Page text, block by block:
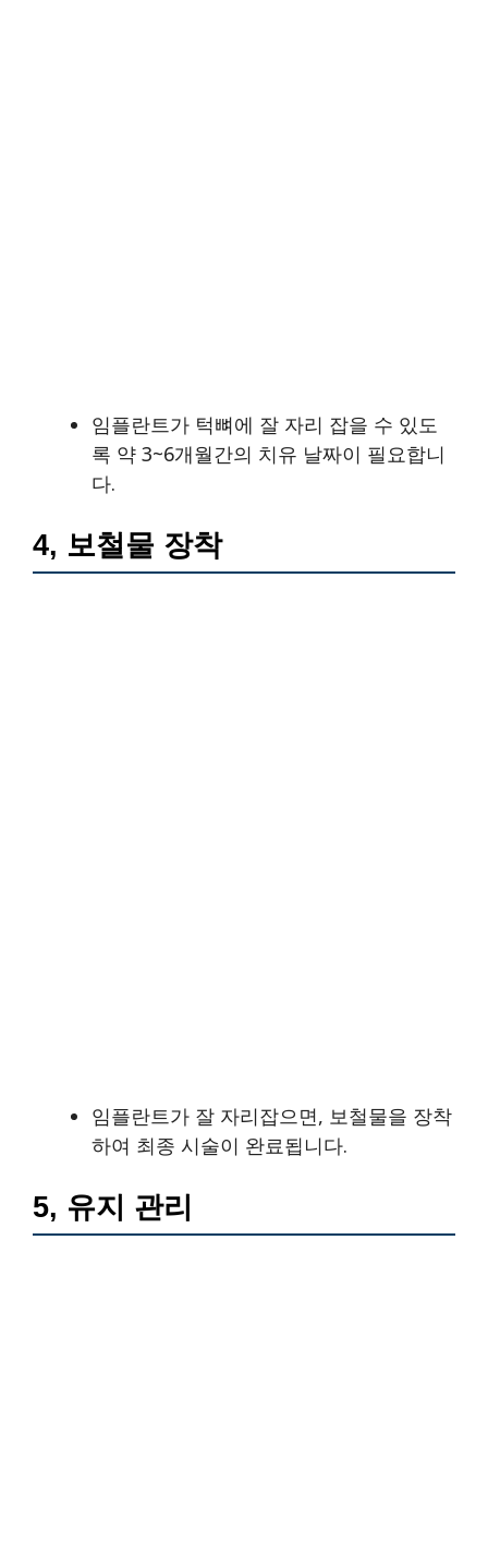
임플란트가 턱뼈에 잘 자리 잡을 수 있도
록 약 3~6개월간의 치유 날짜이 필요합니
다.
4, 보철물 장착
임플란트가 잘 자리잡으면, 보철물을 장착
하여 최종 시술이 완료됩니다.
5, 유지 관리